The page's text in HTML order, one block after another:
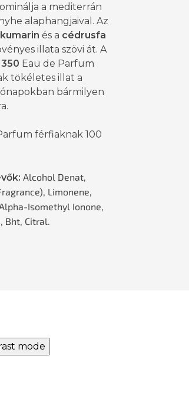
a mediterrán
alaphangjaival. Az
kumarin és a cédrusfa
illata szövi át. A
Eau de Parfum
tökéletes illat a
bármilyen
férfiaknak 100
Alcohol Denat,
Limonene,
Isomethyl Ionone,
Bht, Citral.
mode